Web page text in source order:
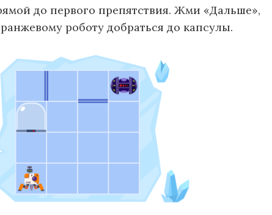
до первого препятствия. Жми «Дальше»,
роботу добраться до капсулы.